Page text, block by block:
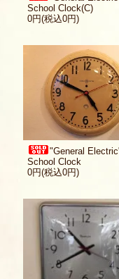
School Clock(C)
0円(税込0円)
"General
School Clock
0円(税込0円)